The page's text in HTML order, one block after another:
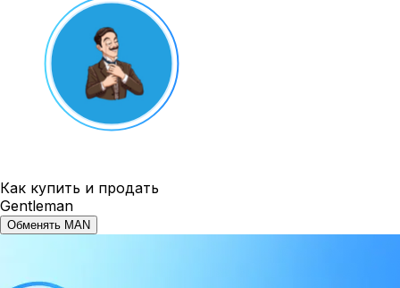
Как купить и продать
Gentleman
Обменять MAN